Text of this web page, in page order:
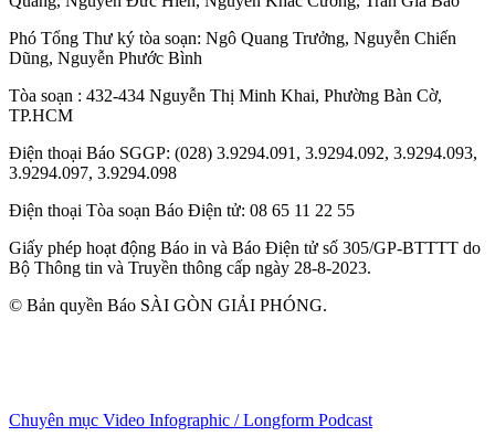
Phó Tổng Thư ký tòa soạn: Ngô Quang Trưởng, Nguyễn Chiến
Dũng, Nguyễn Phước Bình
Tòa soạn : 432-434 Nguyễn Thị Minh Khai, Phường Bàn Cờ,
TP.HCM
Điện thoại Báo SGGP: (028) 3.9294.091, 3.9294.092, 3.9294.093,
3.9294.097, 3.9294.098
Điện thoại Tòa soạn Báo Điện tử: 08 65 11 22 55
Giấy phép hoạt động Báo in và Báo Điện tử số 305/GP-BTTTT do
Bộ Thông tin và Truyền thông cấp ngày 28-8-2023.
© Bản quyền Báo SÀI GÒN GIẢI PHÓNG.
Chuyên mục Video Infographic / Longform Podcast